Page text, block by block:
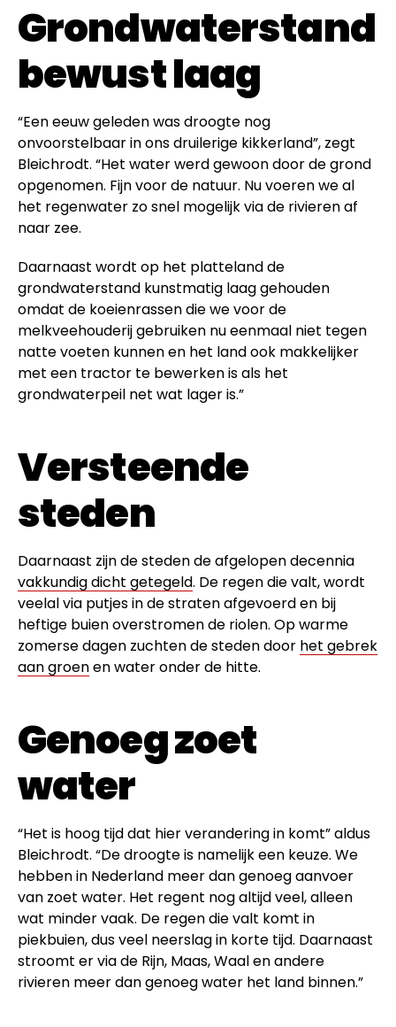
Grondwaterstand
bewust laag
“Een eeuw geleden was droogte nog
onvoorstelbaar in ons druilerige kikkerland”, zegt
Bleichrodt. “Het water werd gewoon door de grond
opgenomen. Fijn voor de natuur. Nu voeren we al
het regenwater zo snel mogelijk via de rivieren af
naar zee.
Daarnaast wordt op het platteland de
grondwaterstand kunstmatig laag gehouden
omdat de koeienrassen die we voor de
melkveehouderij gebruiken nu eenmaal niet tegen
natte voeten kunnen en het land ook makkelijker
met een tractor te bewerken is als het
grondwaterpeil net wat lager is.”
Versteende
steden
Daarnaast zijn de steden de afgelopen decennia
vakkundig dicht getegeld. De regen die valt, wordt
veelal via putjes in de straten afgevoerd en bij
heftige buien overstromen de riolen. Op warme
zomerse dagen zuchten de steden door het gebrek
aan groenen water onder de hitte.
Genoeg zoet
water
“Het is hoog tijd dat hier verandering in komt” aldus
Bleichrodt. “De droogte is namelijk een keuze. We
hebben in Nederland meer dan genoeg aanvoer
van zoet water. Het regent nog altijd veel, alleen
wat minder vaak. De regen die valt komt in
piekbuien, dus veel neerslag in korte tijd. Daarnaast
stroomt er via de Rijn, Maas, Waal en andere
rivieren meer dan genoeg water het land binnen.”